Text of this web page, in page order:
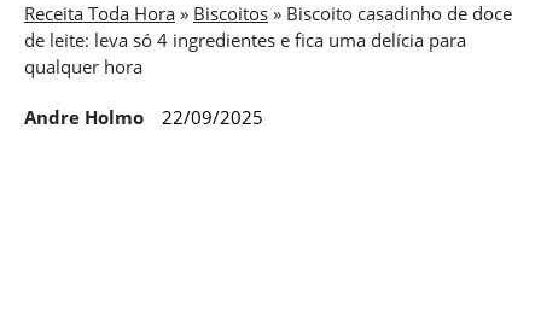
Receita Toda Hora » Biscoitos » Biscoito casadinho de doce
de leite: leva só 4 ingredientes e fica uma delícia para
qualquer hora
Andre Holmo 22/09/2025